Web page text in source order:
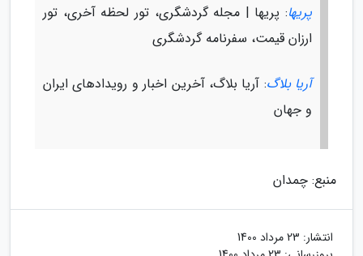
پریها: پریها | مجله گردشگری، تور لحظه آخری، تور
ارزان قیمت، سفرنامه گردشگری
آریا بلاگ: آریا بلاگ، آخرین اخبار و رویدادهای ایران
و جهان
منبع: چمدان
انتشار: 23 مرداد 1400